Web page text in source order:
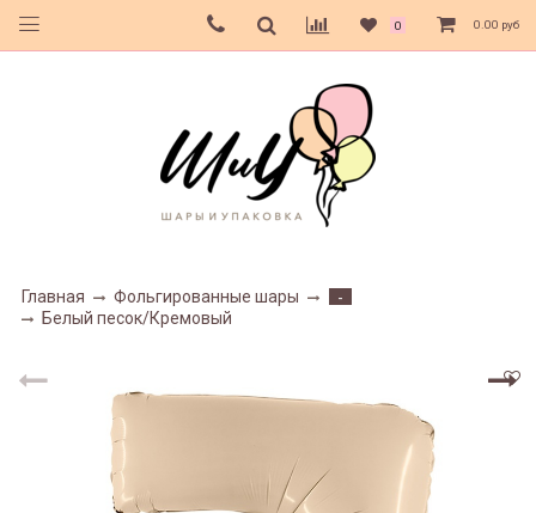
0 0.00 руб
Главная Фольгированные шары
-
Белый песок/Кремовый